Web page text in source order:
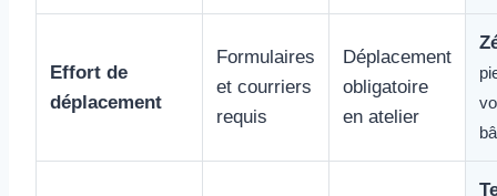
Effort de
déplacement
Formulaires
et courriers
requis
Déplacement
obligatoire
en atelier